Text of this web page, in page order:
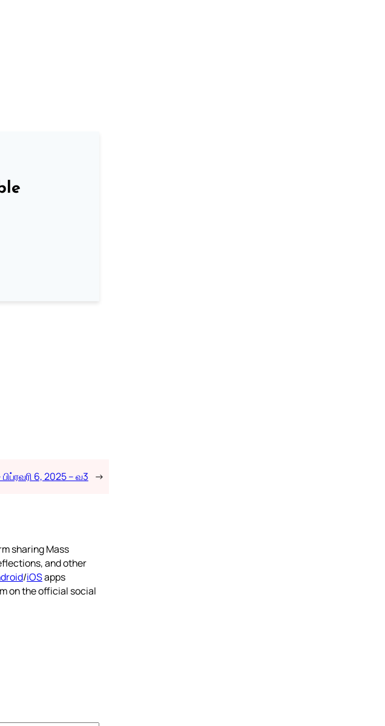
6, 2025 – வ3 →
sharing Mass
and other
/iOSapps
on the official social